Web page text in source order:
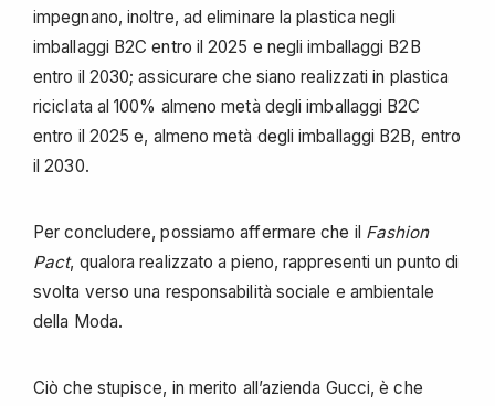
impegnano, inoltre, ad eliminare la plastica negli
imballaggi B2C entro il 2025 e negli imballaggi B2B
entro il 2030; assicurare che siano realizzati in plastica
riciclata al 100% almeno metà degli imballaggi B2C
entro il 2025 e, almeno metà degli imballaggi B2B, entro
il 2030.
Per concludere, possiamo affermare che il Fashion
Pact, qualora realizzato a pieno, rappresenti un punto di
svolta verso una responsabilità sociale e ambientale
della Moda.
Ciò che stupisce, in merito all’azienda Gucci, è che